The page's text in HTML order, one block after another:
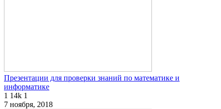
Презентации для проверки знаний по математике и
информатике
1 14k 1
7 ноября, 2018